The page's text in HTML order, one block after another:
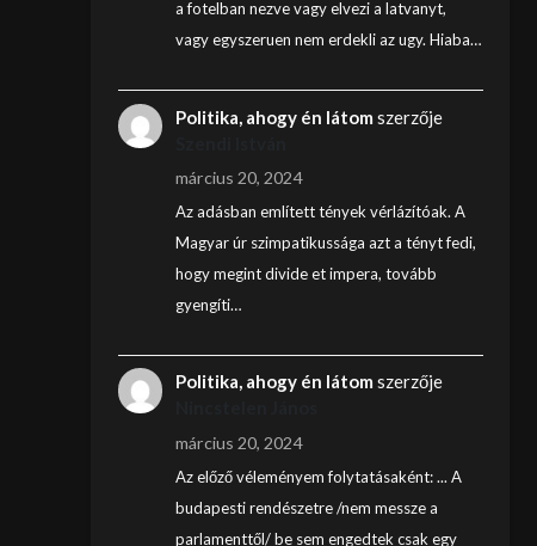
a fotelban nezve vagy elvezi a latvanyt,
vagy egyszeruen nem erdekli az ugy. Hiaba…
Politika, ahogy én látom szerzője
március 20, 2024
Az adásban említett tények vérlázítóak. A
Magyar úr szimpatikussága azt a tényt fedi,
hogy megint divide et impera, tovább
gyengíti…
Politika, ahogy én látom szerzője
március 20, 2024
Az előző véleményem folytatásaként: ... A
budapesti rendészetre /nem messze a
parlamenttől/ be sem engedtek csak egy